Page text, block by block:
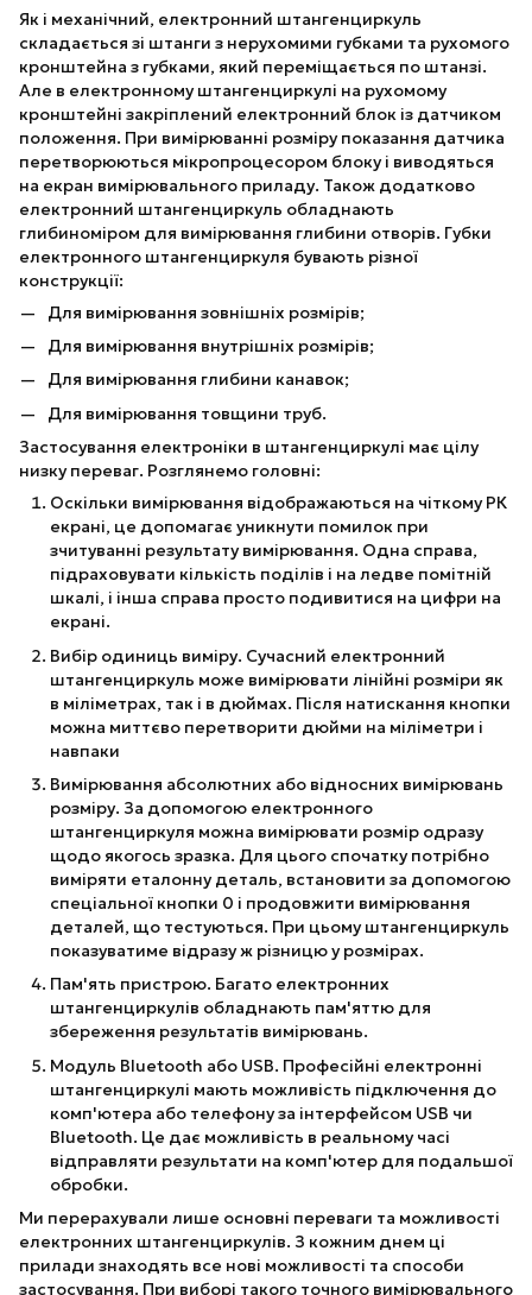
Як і механічний, електронний штангенциркуль
складається зі штанги з нерухомими губками та рухомого
кронштейна з губками, який переміщається по штанзі.
Але в електронному штангенциркулі на рухомому
кронштейні закріплений електронний блок із датчиком
положення. При вимірюванні розміру показання датчика
перетворюються мікропроцесором блоку і виводяться
на екран вимірювального приладу. Також додатково
електронний штангенциркуль обладнають
глибиноміром для вимірювання глибини отворів. Губки
електронного штангенциркуля бувають різної
конструкції:
Для вимірювання зовнішніх розмірів;
Для вимірювання внутрішніх розмірів;
Для вимірювання глибини канавок;
Для вимірювання товщини труб.
Застосування електроніки в штангенциркулі має цілу
низку переваг. Розглянемо головні:
Оскільки вимірювання відображаються на чіткому РК
екрані, це допомагає уникнути помилок при
зчитуванні результату вимірювання. Одна справа,
підраховувати кількість поділів і на ледве помітній
шкалі, і інша справа просто подивитися на цифри на
екрані.
Вибір одиниць виміру. Сучасний електронний
штангенциркуль може вимірювати лінійні розміри як
в міліметрах, так і в дюймах. Після натискання кнопки
можна миттєво перетворити дюйми на міліметри і
навпаки
Вимірювання абсолютних або відносних вимірювань
розміру. За допомогою електронного
штангенциркуля можна вимірювати розмір одразу
щодо якогось зразка. Для цього спочатку потрібно
виміряти еталонну деталь, встановити за допомогою
спеціальної кнопки 0 і продовжити вимірювання
деталей, що тестуються. При цьому штангенциркуль
показуватиме відразу ж різницю у розмірах.
Пам'ять пристрою. Багато електронних
штангенциркулів обладнають пам'яттю для
збереження результатів вимірювань.
Модуль Bluetooth або USB. Професійні електронні
штангенциркулі мають можливість підключення до
комп'ютера або телефону за інтерфейсом USB чи
Bluetooth. Це дає можливість в реальному часі
відправляти результати на комп'ютер для подальшої
обробки.
Ми перерахували лише основні переваги та можливості
електронних штангенциркулів. З кожним днем ​​ці
прилади знаходять все нові можливості та способи
застосування. При виборі такого точного вимірювального